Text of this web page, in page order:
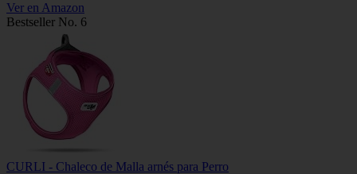
Ver en Amazon
Bestseller No. 6
CURLI - Chaleco de Malla arnés para Perro